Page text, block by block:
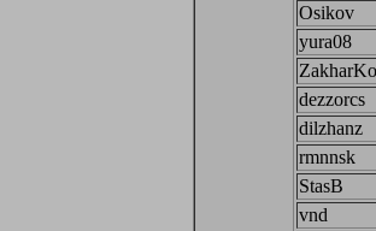
Osikov
yura08
dezzorcs
dilzhanz
rmnnsk
StasB
vnd